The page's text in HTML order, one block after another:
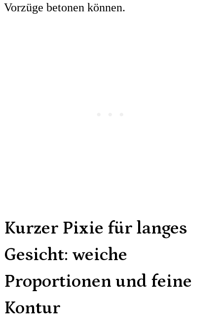
Vorzüge betonen können.
Kurzer Pixie für langes
Gesicht: weiche
Proportionen und feine
Kontur